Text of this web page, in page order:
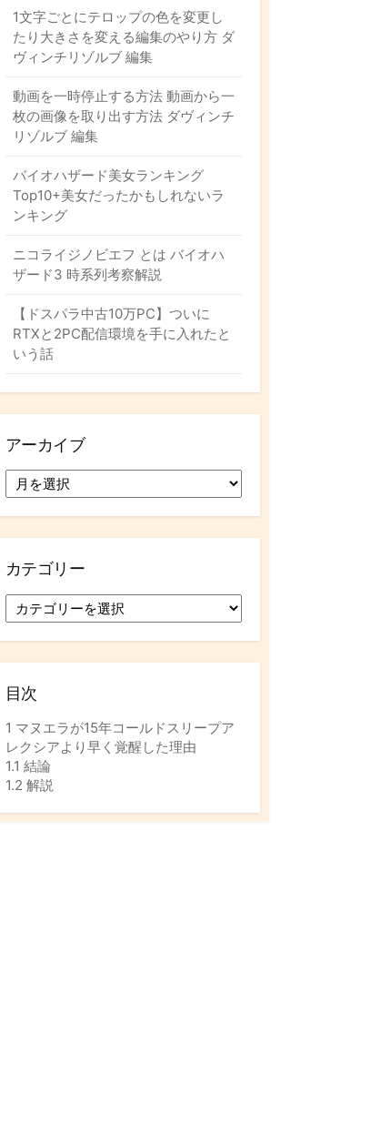
ォ
ー
1文字ごとにテロップの色を変更し
たり大きさを変える編集のやり方 ダ
ヴィンチリゾルブ 編集
動画を一時停止する方法 動画から一
枚の画像を取り出す方法 ダヴィンチ
リゾルブ 編集
バイオハザード美女ランキング
Top10+美女だったかもしれないラ
ンキング
ニコライジノビエフ とは バイオハ
ザード3 時系列考察解説
【ドスパラ中古10万PC】ついに
RTXと2PC配信環境を手に入れたと
いう話
アーカイブ
ア
ー
カ
イ
カテゴリー
カ
テ
ゴ
リ
目次
1 マヌエラが15年コールドスリープア
レクシアより早く覚醒した理由
1.1 結論
1.2 解説